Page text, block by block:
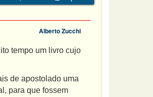
Alberto Zucchi
tempo um livro cujo
de apostolado uma
para que fossem